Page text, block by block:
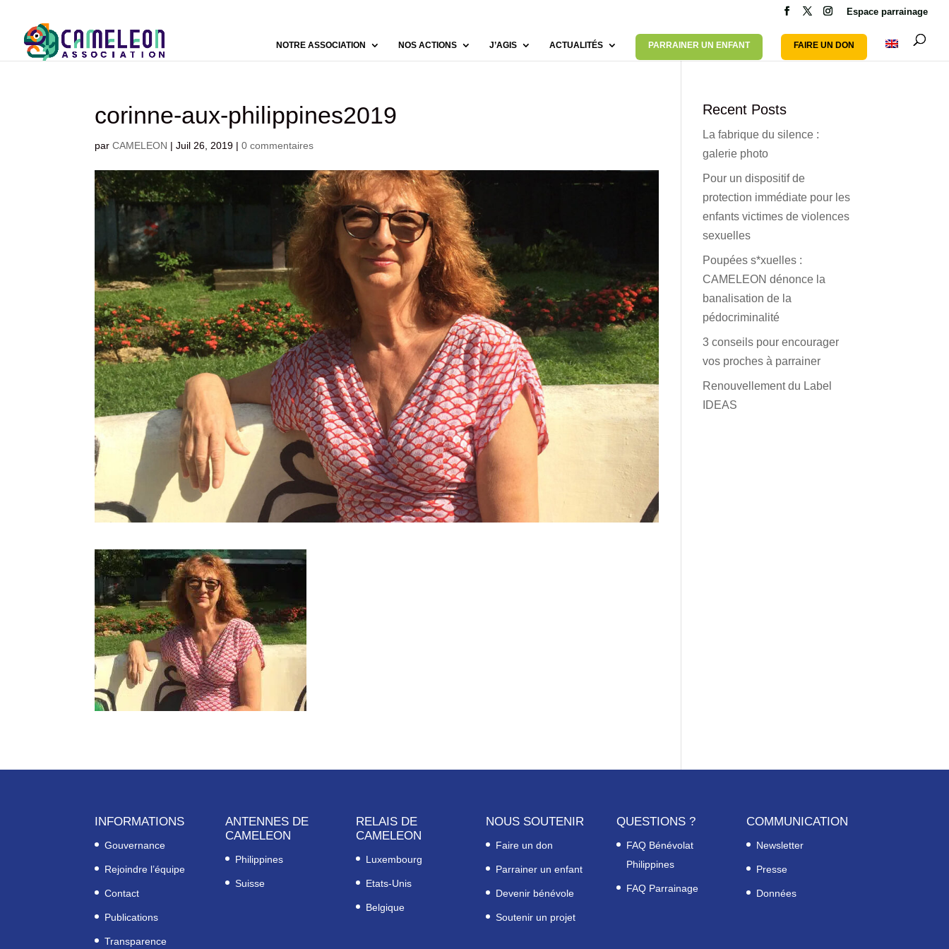
Espace parrainage
NOTRE ASSOCIATION NOS ACTIONS J’AGIS ACTUALITÉS PARRAINER UN ENFANT FAIRE UN DON
corinne-aux-philippines2019
parCAMELEON |Juil 26, 2019 |0 commentaires
Recent Posts
La fabrique du silence :
galerie photo
Pour un dispositif de
protection immédiate pour les
enfants victimes de violences
sexuelles
Poupées s*xuelles :
CAMELEON dénonce la
banalisation de la
pédocriminalité
3 conseils pour encourager
vos proches à parrainer
Renouvellement du Label
IDEAS
INFORMATIONS
Gouvernance
Rejoindre l’équipe
Contact
Publications
Transparence
ANTENNES DE
CAMELEON
Philippines
Suisse
RELAIS DE
CAMELEON
Luxembourg
Etats-Unis
Belgique
NOUS SOUTENIR
Faire un don
Parrainer un enfant
Devenir bénévole
Soutenir un projet
QUESTIONS ?
FAQ Bénévolat
Philippines
FAQ Parrainage
COMMUNICATION
Newsletter
Presse
Données